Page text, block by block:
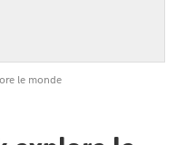
le monde